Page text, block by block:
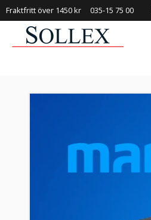
Fraktfritt över 1450 kr 035-15 75 00